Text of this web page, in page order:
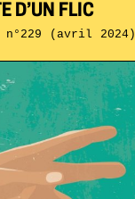
D’UN FLIC
n°229 (avril 2024)